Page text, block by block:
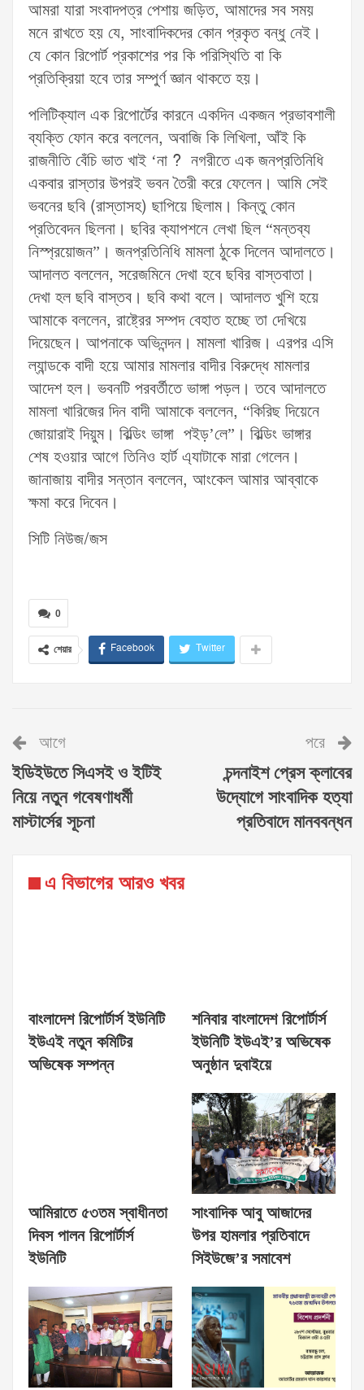
আমরা যারা সংবাদপত্র পেশায় জড়িত, আমাদের সব সময়
মনে রাখতে হয় যে, সাংবাদিকদের কোন প্রকৃত বন্ধু নেই।
যে কোন রিপোর্ট প্রকাশের পর কি পরিস্থিতি বা কি
প্রতিক্রিয়া হবে তার সম্পুর্ণ জ্ঞান থাকতে হয়।
পলিটিক্যাল এক রিপোর্টের কারনে একদিন একজন প্রভাবশালী
ব্যক্তি ফোন করে বললেন, অবাজি কি লিখিলা, আঁই কি
রাজনীতি বেঁচি ভাত খাই ‘না ? নগরীতে এক জনপ্রতিনিধি
একবার রাস্তার উপরই ভবন তৈরী করে ফেলেন। আমি সেই
ভবনের ছবি (রাস্তাসহ) ছাপিয়ে ছিলাম। কিন্তু কোন
প্রতিবেদন ছিলনা। ছবির ক্যাপশনে লেখা ছিল “মন্তব্য
নিস্প্রয়োজন”। জনপ্রতিনিধি মামলা ঠুকে দিলেন আদালতে।
আদালত বললেন, সরেজমিনে দেখা হবে ছবির বাস্তবাতা।
দেখা হল ছবি বাস্তব। ছবি কথা বলে। আদালত খুশি হয়ে
আমাকে বললেন, রাষ্ট্রের সম্পদ বেহাত হচ্ছে তা দেখিয়ে
দিয়েছেন। আপনাকে অভিনন্দন। মামলা খারিজ। এরপর এসি
ল্যান্ডকে বাদী হয়ে আমার মামলার বাদীর বিরুদ্ধে মামলার
আদেশ হল। ভবনটি পরবর্তীতে ভাঙ্গা পড়ল। তবে আদালতে
মামলা খারিজের দিন বাদী আমাকে বললেন, “কিরিছ দিয়েনে
জোয়ারাই দিয়ুম। বিল্ডিং ভাঙ্গা পইড়’লে”। বিল্ডিং ভাঙ্গার
শেষ হওয়ার আগে তিনিও হার্ট এ্যাটাকে মারা গেলেন।
জানাজায় বাদীর সন্তান বললেন, আংকেল আমার আব্বাকে
ক্ষমা করে দিবেন।
সিটি নিউজ/জস
0
শেয়ার Facebook Twitter
আগে
ইডিইউতে সিএসই ও ইটিই
নিয়ে নতুন গবেষণাধর্মী
মাস্টার্সের সূচনা
পরে
চন্দনাইশ প্রেস ক্লাবের
উদ্যোগে সাংবাদিক হত্যা
প্রতিবাদে মানববন্ধন
এ বিভাগের আরও খবর
বাংলাদেশ রিপোর্টার্স ইউনিটি
ইউএই নতুন কমিটির
অভিষেক সম্পন্ন
শনিবার বাংলাদেশ রিপোর্টার্স
ইউনিটি ইউএই’র অভিষেক
অনুষ্ঠান দুবাইয়ে
আমিরাতে ৫৩তম স্বাধীনতা
দিবস পালন রিপোর্টার্স
ইউনিটি
সাংবাদিক আবু আজাদের
উপর হামলার প্রতিবাদে
সিইউজে’র সমাবেশ